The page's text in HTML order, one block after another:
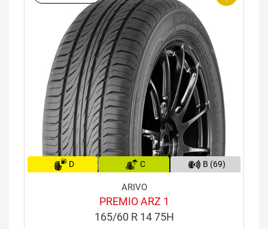
D C B (69)
ARIVO
PREMIO ARZ 1
165/60 R 14 75H